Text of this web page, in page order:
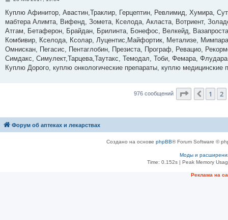
о
б
щ
е
и
е
Куплю Афинитор, Авастин,Траклир, Герцептин, Ревлимид, Хумира,
мабтера Алимта, Вифенд, Зомета, Кселода, Акласта, Вотриент,
Атгам, Бетаферон, Брайдан, Брилинта, Бонефос, Велкейд,
Комбивир, Кселода, Ксолар, Луцентис,Майфортик, Метализе,
Омнискан, Пегасис, Пентаглобин, Презиста, Програф, Ревацио,
Симдакс, Симулект,Тарцева,Таутакс, Темодал, Тоби, Фемара,
Куплю Дорого, куплю онкологические препараты, куплю медицинские
976 сообщений Страница
Пред.
1 2
Форум об аптеках и лекарствах
Создано на основе phpBB® Forum Software ©
Моды и
Time: 0.152s| Peak Memory
Рeклама на